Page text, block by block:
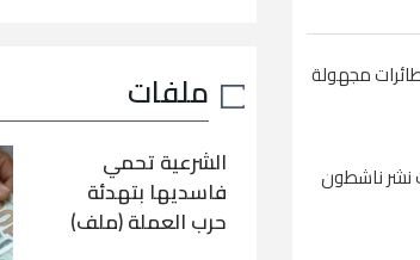
مجهولة
نشر ناشطون
ملفات
الشرعية تحمي
فاسديها بتهدئة
حرب العملة (ملف)